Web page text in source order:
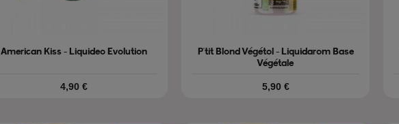
American Kiss - Liquideo Evolution
Prix
4,90 €
P'tit Blond Végétol - Liquidarom Base
Végétale
Prix
5,90 €